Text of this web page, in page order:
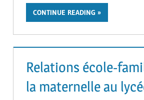
CONTINUE READING
Relations école-
la maternelle au